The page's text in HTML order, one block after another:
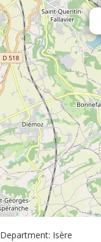
Department: Isère